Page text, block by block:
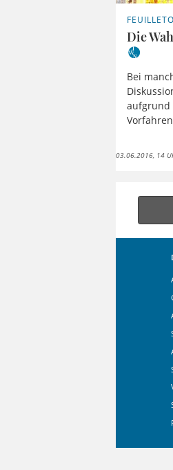
Die
Bei
aufgrund
03.06.2016, 14